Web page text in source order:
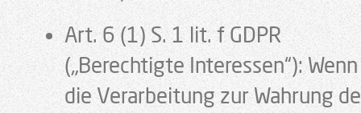
Art. 6 (1) S. 1 lit. f GDPR
(„Berechtigte Interessen“): Wenn
die Verarbeitung zur Wahrung